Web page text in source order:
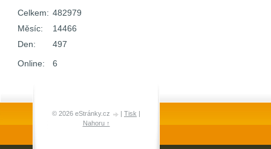
Online: 6
Celkem: 482979
Měsíc:
14466
Den:
497
© 2026 eStránky.cz | Tisk |
Nahoru ↑